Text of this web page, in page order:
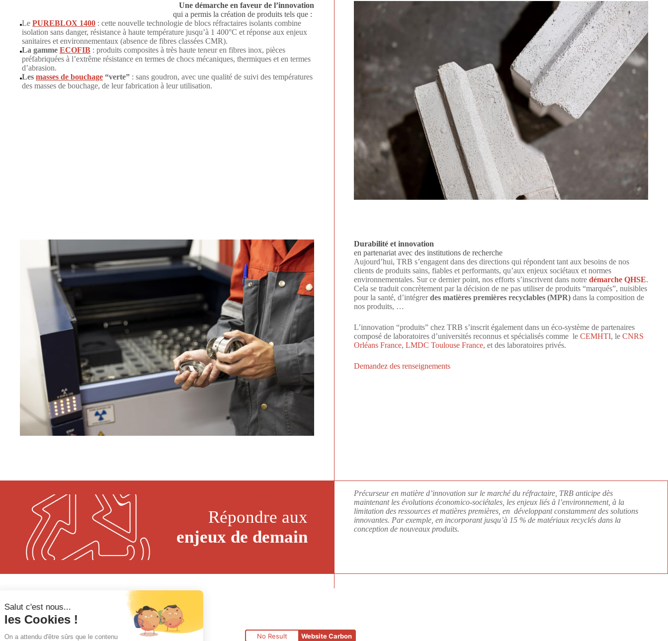
Une démarche en faveur de l’innovation
qui a permis la création de produits tels que :
Le PUREBLOX 1400 : cette nouvelle technologie de blocs réfractaires isolants combine
isolation sans danger, résistance à haute température jusqu’à 1 400°C et réponse aux enjeux
sanitaires et environnementaux (absence de fibres classées CMR).
La gamme ECOFIB : produits composites à très haute teneur en fibres inox, pièces
préfabriquées à l’extrême résistance en termes de chocs mécaniques, thermiques et en termes
d’abrasion.
Les masses de bouchage “verte” : sans goudron, avec une qualité de suivi des températures
des masses de bouchage, de leur fabrication à leur utilisation.
Durabilité et innovation
en partenariat avec des institutions de recherche
Aujourd’hui, TRB s’engagent dans des directions qui répondent tant aux besoins de nos
clients de produits sains, fiables et performants, qu’aux enjeux sociétaux et normes
environnementales. Sur ce dernier point, nos efforts s’inscrivent dans notre démarche QHSE.
Cela se traduit concrètement par la décision de ne pas utiliser de produits “marqués”, nuisibles
pour la santé, d’intégrerdes matières premières recyclables (MPR) dans la composition de
nos produits, …
L’innovation “produits” chez TRB s’inscrit également dans un éco-système de partenaires
composé de laboratoires d’universités reconnus et spécialisés comme le CEMHTI, le CNRS
Orléans France, LMDC Toulouse France, et des laboratoires privés.
Demandez des renseignements
Répondre aux
enjeux de demain
Précurseur en matière d’innovation sur le marché du réfractaire, TRB anticipe dès
maintenant les évolutions économico-sociétales, les enjeux liés à l’environnement, à la
limitation des ressources et matières premières, en développant constamment des solutions
innovantes. Par exemple, en incorporant jusqu’à 15 % de matériaux recyclés dans la
conception de nouveaux produits.
No Result Website Carbon